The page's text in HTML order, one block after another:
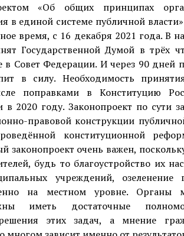
«Об общих принципах
в единой системе публичной
время, с 16 декабря 2021 года. В
Государственной Думой в трёх
в Совет Федерации. И через 90 дней
в силу. Необходимость
поправками в Конституцию
2020 году. Законопроект по сути
правовой конструкции
конституционной
законопроект очень важен,
будь то благоустройство их
учреждений, озеленение
на местном уровне. Органы
иметь достаточные
этих задач, а мнение